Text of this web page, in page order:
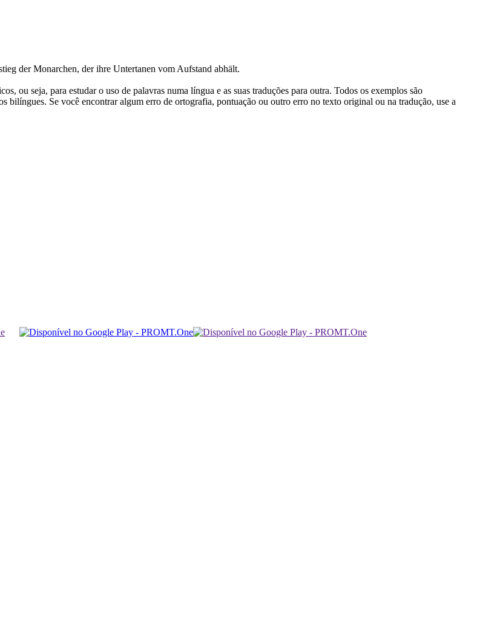
der Monarchen, der ihre Untertanen vom Aufstand abhält.
ou seja, para estudar o uso de palavras numa língua e as suas traduções para outra. Todos os exemplos são
bilíngues. Se você encontrar algum erro de ortografia, pontuação ou outro erro no texto original ou na tradução, use a